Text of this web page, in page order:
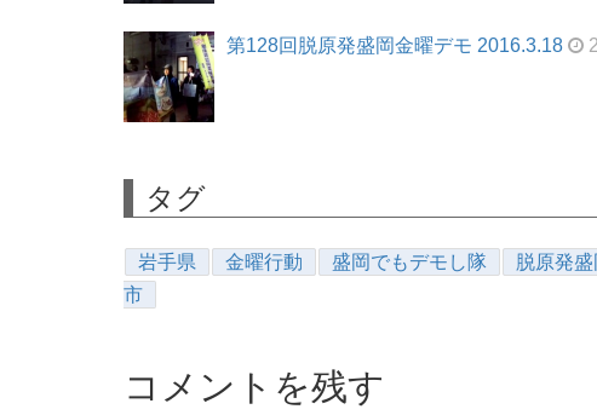
第128回脱原発盛岡金曜デモ 2016.3.18
タグ
岩手県 金曜行動 盛岡でもデモし隊 脱原発
市
コメントを残す